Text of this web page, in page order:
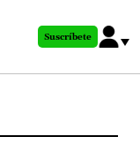
Suscríbete